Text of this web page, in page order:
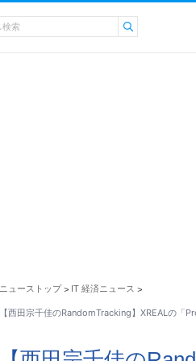
ニューストップ > IT 経済ニュース >
【西田宗千佳のRandomTracking】XREALの「